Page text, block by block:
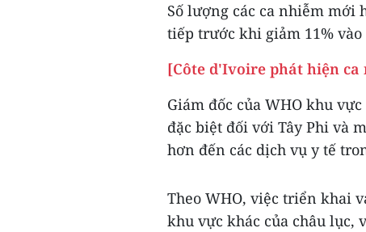
Số lượng các ca nhiễm mới
tiếp trước khi giảm 11%
[Côte d'Ivoire phát hiện
Giám đốc của WHO khu
đặc biệt đối với Tây Phi và
hơn đến các dịch vụ y tế
Theo WHO, việc triển khai
khu vực khác của châu lục,